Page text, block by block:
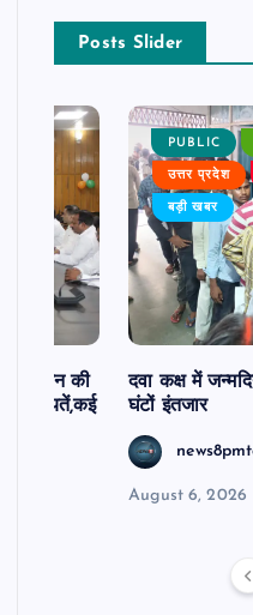
Posts Slider
की
शिकायतें,कई
PUBLIC
उत्तर प्रदेश
बड़ी खबर
दवा कक्ष में
घंटों इंतजार
August 6, 2026